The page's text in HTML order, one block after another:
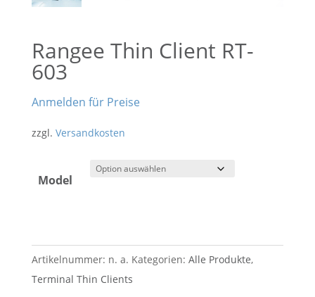
Rangee Thin Client RT-
603
Anmelden für Preise
zzgl. Versandkosten
Model
Artikelnummer: n. a. Kategorien: Alle Produkte,
Terminal Thin Clients